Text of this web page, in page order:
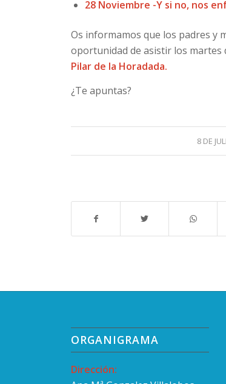
28 Noviembre -Y si no, nos
Os informamos que los padres y
oportunidad de asistir los martes
Pilar de la Horadada.
¿Te apuntas?
8 DE
ORGANIGRAMA
Dirección: